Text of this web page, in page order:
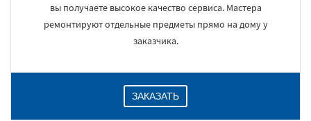
вы получаете высокое качество сервиса. Мастера
ремонтируют отдельные предметы прямо на дому у
заказчика.
ЗАКАЗАТЬ